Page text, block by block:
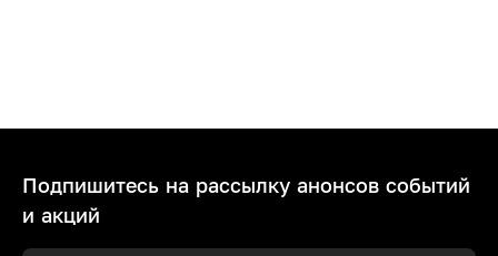
Подпишитесь на рассылку анонсов событий
и акций